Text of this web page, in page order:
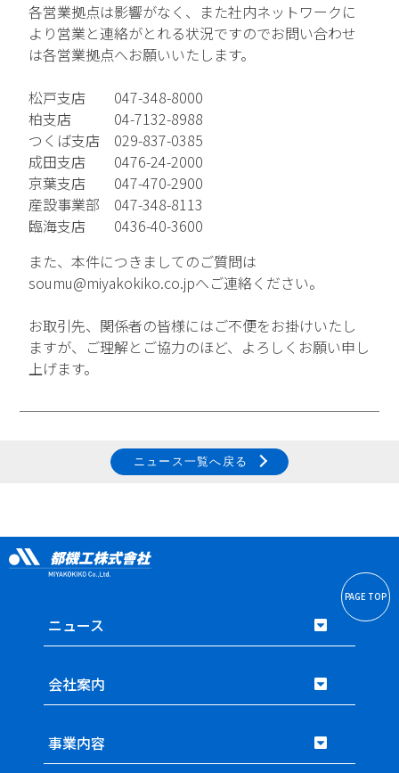
取扱商品・メーカー
取扱メーカー一覧
採用情報
会社を知る
人と仕事を知る
社風を知る
制度を知る
新卒エントリー
中途エントリー
お問い合わせ
各営業拠点は影響がなく、また社内ネットワークに
より営業と連絡がとれる状況ですのでお問い合わせ
は各営業拠点へお願いいたします。
松戸支店 047-348-8000
柏支店 04-7132-8988
つくば支店 029-837-0385
成田支店 0476-24-2000
京葉支店 047-470-2900
産設事業部 047-348-8113
臨海支店 0436-40-3600
また、本件につきましてのご質問は
soumu@miyakokiko.co.jpへご連絡ください。
お取引先、関係者の皆様にはご不便をお掛けいたし
ますが、ご理解とご協力のほど、よろしくお願い申し
上げます。
ニュース一覧へ戻る
PAGE TOP
ニュース
会社案内
事業内容